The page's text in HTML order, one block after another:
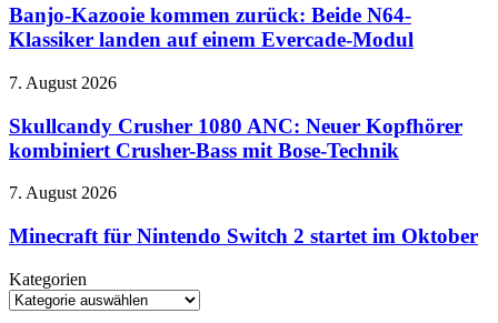
im
Mittelpunkt
kommen
zurück:
Beide
Klassiker
auf
einem
Modul
Banjo-Kazooie kommen zurück: Beide N64-
Klassiker landen auf einem Evercade-Modul
Skullcandy
1080
ANC:
Neuer
kombiniert
Bass
Bose-
Technik
7. August 2026
Skullcandy Crusher 1080 ANC: Neuer Kopfhörer
kombiniert Crusher-Bass mit Bose-Technik
Minecraft
Nintendo
Switch
2
startet
im
7. August 2026
Minecraft für Nintendo Switch 2 startet im Oktober
Kategorien
Kategorien